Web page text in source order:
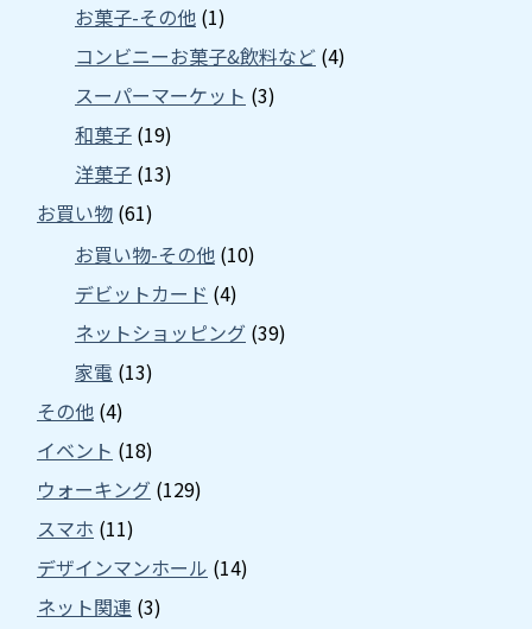
お菓子-その他 (1)
コンビニーお菓子&飲料など (4)
スーパーマーケット (3)
和菓子 (19)
洋菓子 (13)
お買い物 (61)
お買い物-その他 (10)
デビットカード (4)
ネットショッピング (39)
家電 (13)
その他 (4)
イベント (18)
ウォーキング (129)
スマホ (11)
デザインマンホール (14)
ネット関連 (3)